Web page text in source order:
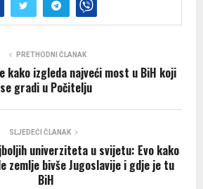
PRETHODNI ČLANAK
kako izgleda najveći most u BiH koji
se gradi u Počitelju
SLJEDEĆI ČLANAK
univerziteta u svijetu: Evo kako
zemlje bivše Jugoslavije i gdje je tu
BiH